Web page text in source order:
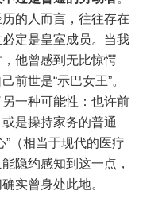
的人而言，往往存在
定是皇室成员。当我
他曾感到无比惊愕
世是“示巴女王”。
一种可能性：也许前
是操持家务的普通
”（相当于现代的医疗
隐约感知到这一点，
实曾身处此地。